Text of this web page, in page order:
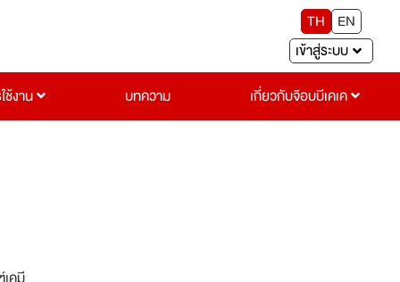
TH
EN
เข้าสู่ระบบ
ช้งาน บทความ เกี่ยวกับจ๊อบบีเคเค